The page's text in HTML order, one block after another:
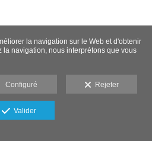
la navigation sur le Web et d'obtenir
la navigation, nous interprétons que vous
Configuré Rejeter
Valider